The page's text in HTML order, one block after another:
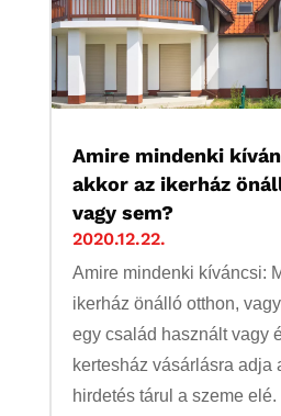
Amire mindenki
akkor az ikerház
vagy sem?
2020.12.22.
Amire mindenki kíváncsi:
ikerház önálló otthon,
egy család használt vagy
kertesház vásárlásra adja
hirdetés tárul a szeme